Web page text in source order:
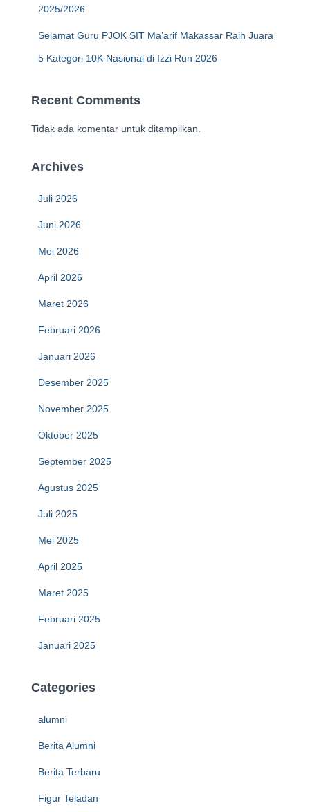
2025/2026
Selamat Guru PJOK SIT Ma’arif Makassar Raih Juara
5 Kategori 10K Nasional di Izzi Run 2026
Recent Comments
Tidak ada komentar untuk ditampilkan.
Archives
Juli 2026
Juni 2026
Mei 2026
April 2026
Maret 2026
Februari 2026
Januari 2026
Desember 2025
November 2025
Oktober 2025
September 2025
Agustus 2025
Juli 2025
Mei 2025
April 2025
Maret 2025
Februari 2025
Januari 2025
Categories
alumni
Berita Alumni
Berita Terbaru
Figur Teladan